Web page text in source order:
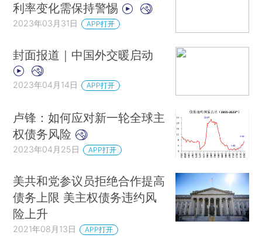
利率变化需保持警惕
2023年03月31日 APP打开
封面报道｜中国外交暖启动
2023年04月14日 APP打开
卢锋：如何应对新一轮全球主
权债务风险
2023年04月25日 APP打开
美共和党参议员拒绝合作提高
债务上限 美主权债务违约风
险上升
2021年08月13日 APP打开